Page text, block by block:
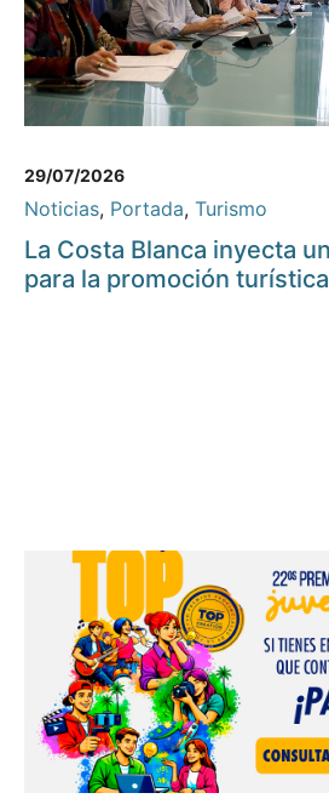
29/07/2026
Noticias, Portada, Turismo
La Costa Blanca inyecta
para la promoción